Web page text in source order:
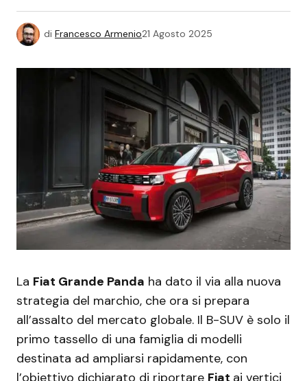
di Francesco Armenio21 Agosto 2025
La Fiat Grande Panda ha dato il via alla nuova
strategia del marchio, che ora si prepara
all’assalto del mercato globale. Il B-SUV è solo il
primo tassello di una famiglia di modelli
destinata ad ampliarsi rapidamente, con